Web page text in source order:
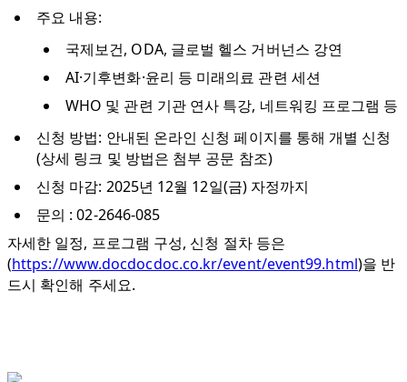
주요 내용:
국제보건, ODA, 글로벌 헬스 거버넌스 강연
AI·기후변화·윤리 등 미래의료 관련 세션
WHO 및 관련 기관 연사 특강, 네트워킹 프로그램 등
신청 방법: 안내된 온라인 신청 페이지를 통해 개별 신청
(상세 링크 및 방법은 첨부 공문 참조)
신청 마감: 2025년 12월 12일(금) 자정까지
문의 : 02-2646-085
자세한 일정, 프로그램 구성, 신청 절차 등은
(https://www.docdocdoc.co.kr/event/event99.html)을 반
드시 확인해 주세요.